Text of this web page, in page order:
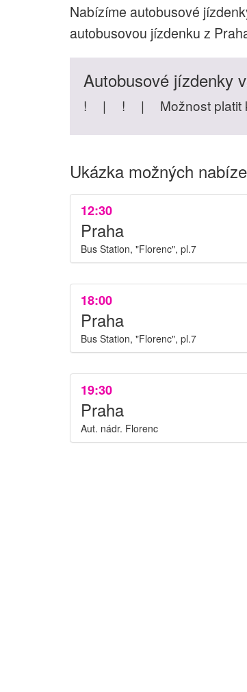
Nabízíme autobusové
autobusovou jízdenku z
Autobusové jízdenky
! | ! | Možnost
Ukázka možných
12:30
Praha
Bus Station, "Florenc", pl.7
18:00
Praha
Bus Station, "Florenc", pl.7
19:30
Praha
Aut. nádr. Florenc